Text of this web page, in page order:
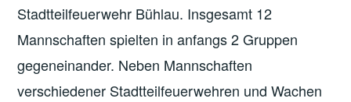
Stadtteilfeuerwehr Bühlau. Insgesamt 12
Mannschaften spielten in anfangs 2 Gruppen
gegeneinander. Neben Mannschaften
verschiedener Stadtteilfeuerwehren und Wachen